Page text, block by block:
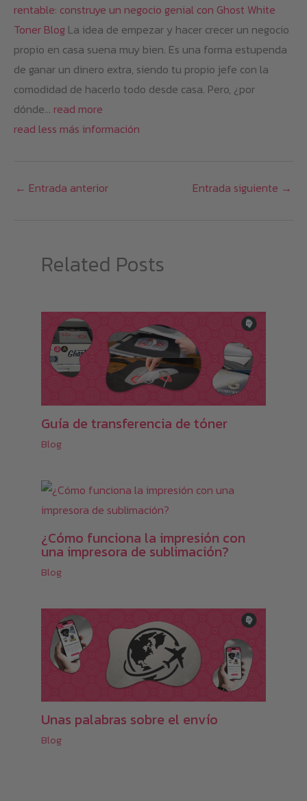
rentable: construye un negocio genial con Ghost White
Toner Blog La idea de empezar y hacer crecer un negocio
propio en casa suena muy bien. Es una forma estupenda
de ganar un dinero extra, siendo tu propio jefe con la
comodidad de hacerlo todo desde casa. Pero, ¿por
dónde… read more
read less más información
← Entrada anterior Entrada siguiente →
Related Posts
Guía de transferencia de tóner
Blog
¿Cómo funciona la impresión con
una impresora de sublimación?
Blog
Unas palabras sobre el envío
Blog